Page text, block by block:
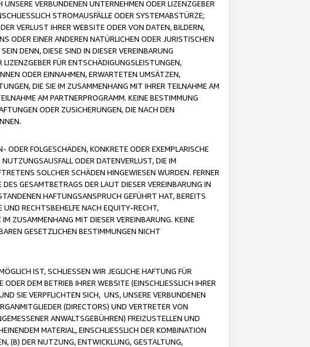
VERBUNDENEN UNTERNEHMEN ODER LIZENZGEBER
STROMAUSFÄLLE ODER SYSTEMABSTÜRZE;
VERLUST IHRER WEBSITE ODER VON DATEN, BILDERN,
ODER EINER ANDEREN NATÜRLICHEN ODER JURISTISCHEN
DENN, DIESE SIND IN DIESER VEREINBARUNG
FÜR ENTSCHÄDIGUNGSLEISTUNGEN,
ODER EINNAHMEN, ERWARTETEN UMSÄTZEN,
DIE SIE IM ZUSAMMENHANG MIT IHRER TEILNAHME AM
AM PARTNERPROGRAMM. KEINE BESTIMMUNG
ODER ZUSICHERUNGEN, DIE NACH DEN
ODER FOLGESCHÄDEN, KONKRETE ODER EXEMPLARISCHE
ODER DATENVERLUST, DIE IM
SOLCHER SCHÄDEN HINGEWIESEN WURDEN. FERNER
GESAMTBETRAGS DER LAUT DIESER VEREINBARUNG IN
HAFTUNGSANSPRUCH GEFÜHRT HAT, BEREITS
RECHTSBEHELFE NACH EQUITY-RECHT,
ZUSAMMENHANG MIT DIESER VEREINBARUNG. KEINE
GESETZLICHEN BESTIMMUNGEN NICHT
IST, SCHLIESSEN WIR JEGLICHE HAFTUNG FÜR
DEM BETRIEB IHRER WEBSITE (EINSCHLIESSLICH IHRER
SIE VERPFLICHTEN SICH, UNS, UNSERE VERBUNDENEN
(DIRECTORS) UND VERTRETER VON
ANWALTSGEBÜHREN) FREIZUSTELLEN UND
MATERIAL, EINSCHLIESSLICH DER KOMBINATION
(B) DER NUTZUNG, ENTWICKLUNG, GESTALTUNG,